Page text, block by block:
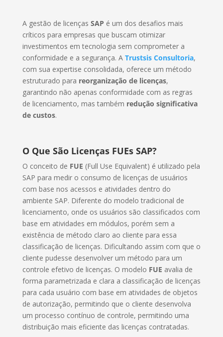
A gestão de licenças SAP é um dos desafios mais
críticos para empresas que buscam otimizar
investimentos em tecnologia sem comprometer a
conformidade e a segurança. A Trustsis Consultoria,
com sua expertise consolidada, oferece um método
estruturado para reorganização de licenças,
garantindo não apenas conformidade com as regras
de licenciamento, mas também redução significativa
de custos.
O Que São Licenças FUEs SAP?
O conceito de FUE (Full Use Equivalent) é utilizado pela
SAP para medir o consumo de licenças de usuários
com base nos acessos e atividades dentro do
ambiente SAP. Diferente do modelo tradicional de
licenciamento, onde os usuários são classificados com
base em atividades em módulos, porém sem a
existência de método claro ao cliente para essa
classificação de licenças. Dificultando assim com que o
cliente pudesse desenvolver um método para um
controle efetivo de licenças. O modelo FUE avalia de
forma parametrizada e clara a classificação de licenças
para cada usuário com base em atividades de objetos
de autorização, permitindo que o cliente desenvolva
um processo contínuo de controle, permitindo uma
distribuição mais eficiente das licenças contratadas.